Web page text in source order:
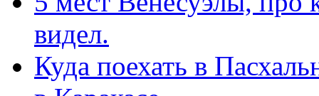
видел.
Куда поехать в